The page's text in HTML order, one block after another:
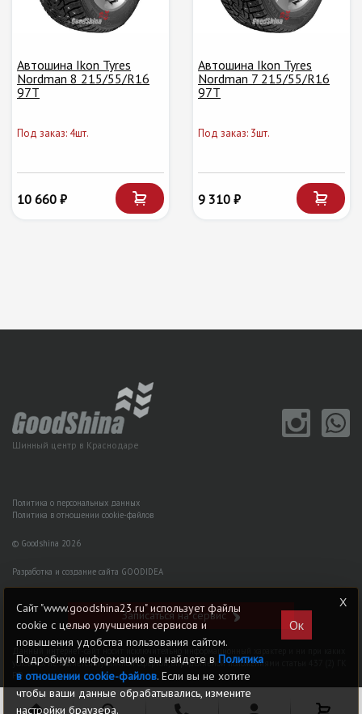
Автошина Ikon Tyres
Nordman 8 215/55/R16
97T
Под заказ: 4шт.
10 660 ₽
Автошина Ikon Tyres
Nordman 7 215/55/R16
97T
Под заказ: 3шт.
9 310 ₽
Шинный центр в Краснодаре
Политика о персональных данных
Политика в отношении cookie-файлов
© Goodshina 2026
Разработка и создание сайта GOODIDEA
Записаться на сервис
Данный интернет-сайт носит исключительно информационный характер и ни при каких
условиях не является публичной офертой, определяемой положениями статьи 437 (2) ГK
РФ
Сайт "www.goodshina23.ru" использует файлы
cookie с целью улучшения сервисов и
повышения удобства пользования сайтом.
Подробную информацию вы найдете вПолитика
в отношении cookie-файлов. Если вы не хотите
чтобы ваши данные обрабатывались, измените
настройки браузера.
Ок